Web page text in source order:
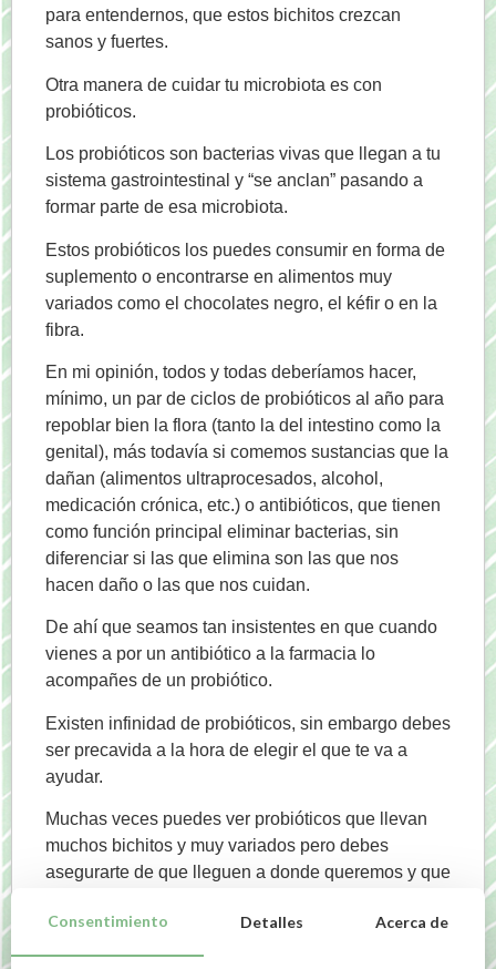
para entendernos, que estos bichitos crezcan
sanos y fuertes.
Otra manera de cuidar tu microbiota es con
probióticos.
Los probióticos son bacterias vivas que llegan a tu
sistema gastrointestinal y “se anclan” pasando a
formar parte de esa microbiota.
Estos probióticos los puedes consumir en forma de
suplemento o encontrarse en alimentos muy
variados como el chocolates negro, el kéfir o en la
fibra.
En mi opinión, todos y todas deberíamos hacer,
mínimo, un par de ciclos de probióticos al año para
repoblar bien la flora (tanto la del intestino como la
genital), más todavía si comemos sustancias que la
dañan (alimentos ultraprocesados, alcohol,
medicación crónica, etc.) o antibióticos, que tienen
como función principal eliminar bacterias, sin
diferenciar si las que elimina son las que nos
hacen daño o las que nos cuidan.
De ahí que seamos tan insistentes en que cuando
vienes a por un antibiótico a la farmacia lo
acompañes de un probiótico.
Existen infinidad de probióticos, sin embargo debes
ser precavida a la hora de elegir el que te va a
ayudar.
Muchas veces puedes ver probióticos que llevan
muchos bichitos y muy variados pero debes
asegurarte de que lleguen a donde queremos y que
los diferentes laboratorios en los que nos
demuestran que eso es así.
Consentimiento Detalles Acerca de